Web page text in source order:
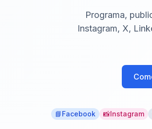
Programa,
Instagram, X,
📘Facebook 📸Instagram